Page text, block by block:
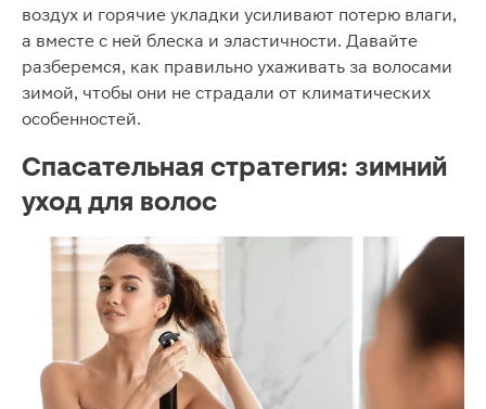
воздух и горячие укладки усиливают потерю влаги,
а вместе с ней блеска и эластичности. Давайте
разберемся, как правильно ухаживать за волосами
зимой, чтобы они не страдали от климатических
особенностей.
Спасательная стратегия: зимний
уход для волос